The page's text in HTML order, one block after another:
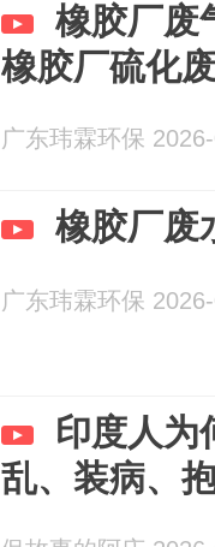
橡胶厂废
橡胶厂硫化
广东玮霖环保
橡胶厂废
广东玮霖环保
印度人为
乱、装病、